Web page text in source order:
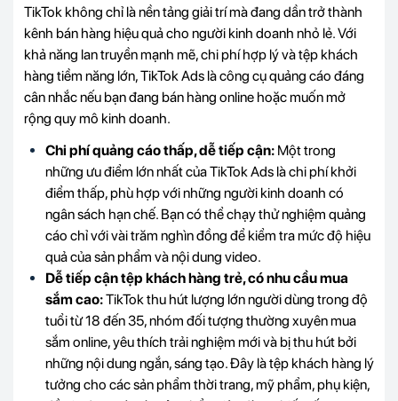
TikTok không chỉ là nền tảng giải trí mà đang dần trở thành
kênh bán hàng hiệu quả cho người kinh doanh nhỏ lẻ. Với
khả năng lan truyền mạnh mẽ, chi phí hợp lý và tệp khách
hàng tiềm năng lớn, TikTok Ads là công cụ quảng cáo đáng
cân nhắc nếu bạn đang bán hàng online hoặc muốn mở
rộng quy mô kinh doanh.
Chi phí quảng cáo thấp, dễ tiếp cận: Một trong
những ưu điểm lớn nhất của TikTok Ads là chi phí khởi
điểm thấp, phù hợp với những người kinh doanh có
ngân sách hạn chế. Bạn có thể chạy thử nghiệm quảng
cáo chỉ với vài trăm nghìn đồng để kiểm tra mức độ hiệu
quả của sản phẩm và nội dung video.
Dễ tiếp cận tệp khách hàng trẻ, có nhu cầu mua
sắm cao:TikTok thu hút lượng lớn người dùng trong độ
tuổi từ 18 đến 35, nhóm đối tượng thường xuyên mua
sắm online, yêu thích trải nghiệm mới và bị thu hút bởi
những nội dung ngắn, sáng tạo. Đây là tệp khách hàng lý
tưởng cho các sản phẩm thời trang, mỹ phẩm, phụ kiện,